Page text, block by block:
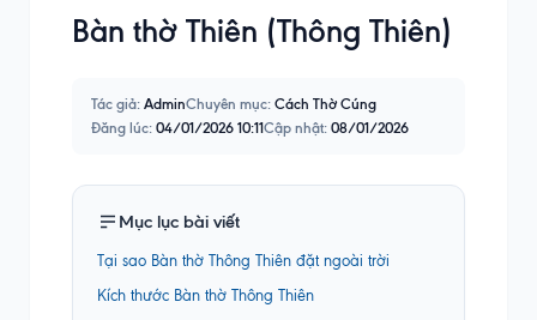
Bàn thờ Thiên (Thông Thiên)
Tác giả: AdminChuyên mục: Cách Thờ Cúng
Đăng lúc: 04/01/2026 10:11Cập nhật: 08/01/2026
Mục lục bài viết
Tại sao Bàn thờ Thông Thiên đặt ngoài trời
Kích thước Bàn thờ Thông Thiên